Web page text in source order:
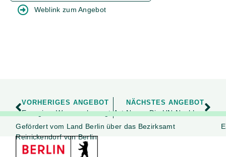
Weblink zum Angebot
VORHERIGES ANGEBOT
Energie – Was uns bewegt
NÄCHSTES ANGEBOT
Act Now – Die UN-Nachhaltigkeitsziele im MINT-Unterricht
Gefördert vom Land Berlin über das Bezirksamt
Reinickendorf von Berlin